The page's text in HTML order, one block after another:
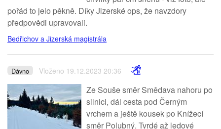
pořád to jelo pěkně. Díky Jizerské ops, že navzdory
předpovědi upravovali.
Bedřichov a Jizerská magistrála
Dávno Vloženo 19.12.2023 20:36
Ze Souše směr Smědava nahoru po
silnici, dál cesta pod Černým
vrchem a ještě kousek po Knížecí
směr Polubný. Tvrdé až ledové